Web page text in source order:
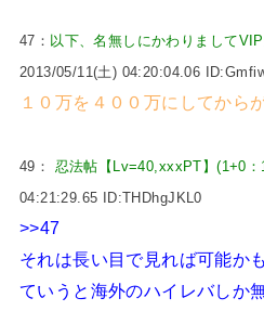
47： 以下、名無しにかわりまして
2013/05/11(土) 04:20:04.06
１０万を４００万にしてから
49： 忍法帖【Lv=40,xxxPT】(1+0：
04:21:29.65 ID:THDhgJKL0
>>47
それは長い目で見れば可能か
ていうと海外のハイレバしか